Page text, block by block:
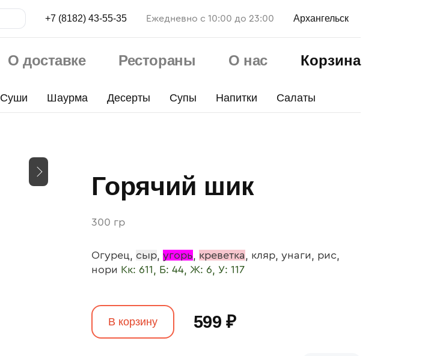
+7 (8182) 43-55-35 Ежедневно с 10:00 до 23:00 Архангельск
О доставке Рестораны О нас Корзина
Суши Шаурма Десерты Супы Напитки Салаты
Горячий шик
300 гр
Огурец, сыр, угорь, креветка , кляр, унаги, рис,
нори Кк: 611, Б: 44, Ж: 6, У: 117
599 ₽
В корзину